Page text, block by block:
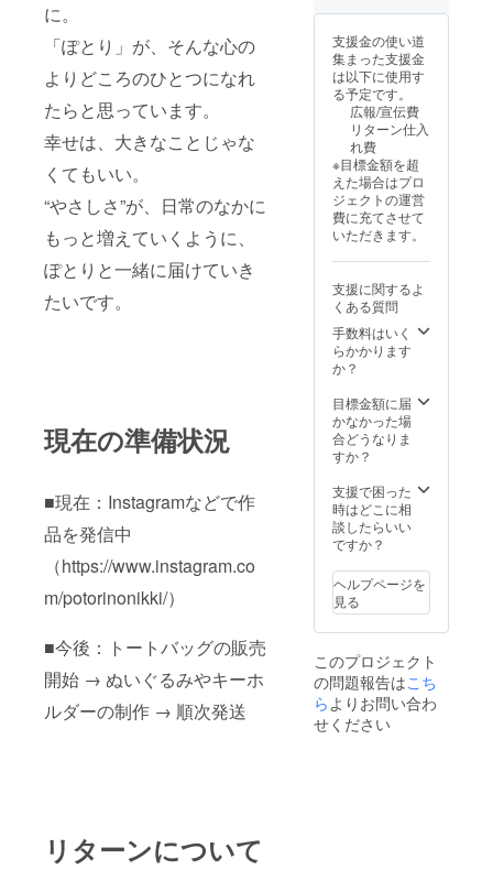
に。
「ぽとり」が、そんな心の
よりどころのひとつになれ
たらと思っています。
幸せは、大きなことじゃな
くてもいい。
“やさしさ”が、日常のなかに
もっと増えていくように、
ぽとりと一緒に届けていき
たいです。
現在の準備状況
■現在：Instagramなどで作
品を発信中
（https://www.instagram.co
m/potorinonikki/）
■今後：トートバッグの販売
開始 → ぬいぐるみやキーホ
ルダーの制作 → 順次発送
リターンについて
に加え、内ポ
ケットが付いて
いるので、小物
の整理も簡単で
す。スマート
フォンや財布な
ど、よく使うア
イテムを分けて
保管できるのが
嬉しいポイント
です。 ■カラー/
サイズ/バリエー
360mm 高さ：
370mm マチ：
110mm 持ち
手：25mm ×
560mm ■素材/
製造国 素材：
オーガニック
コットン 製造
国：日本 ■お手
入れ/取り扱い注
意事項 お手入れ
は、軽い汚れで
あれば湿った布
で拭いていただ
くことをおすす
めします。洗濯
機は使用せず、
直射日光に長時
間さらさないこ
送・注文に関す
る情報や注意事
項 ご注文は24時
間受付中です
が、発送は平日
支援金の使い道
集まった支援金
は以下に使用す
る予定です。
広報/宣伝費
リターン仕入
れ費
※目標金額を超
えた場合はプロ
ジェクトの運営
費に充てさせて
いただきます。
支援に関するよ
くある質問
手数料はいく
らかかります
か？
目標金額に届
かなかった場
合どうなりま
すか？
支援で困った
時はどこに相
談したらいい
ですか？
ヘルプページを
見る
このプロジェクト
の問題報告はこち
ら よりお問い合わ
せください